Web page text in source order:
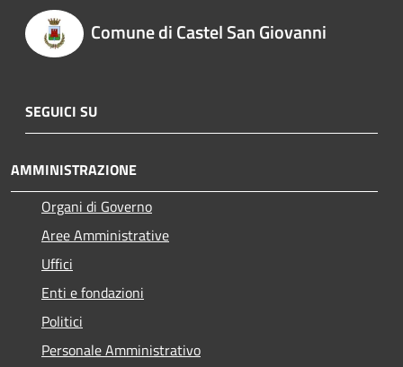
Comune di Castel San Giovanni
SEGUICI SU
AMMINISTRAZIONE
Organi di Governo
Aree Amministrative
Uffici
Enti e fondazioni
Politici
Personale Amministrativo